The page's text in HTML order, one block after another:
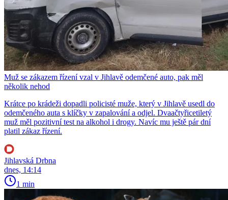
Muž se zákazem řízení vzal v Jihlavě odemčené auto, pak měl
několik nehod
Krátce po krádeži dopadli policisté muže, který v Jihlavě usedl do
odemčeného auta s klíčky v zapalování a odjel. Dvaačtyřicetiletý
muž měl pozitivní test na alkohol i drogy. Navíc mu ještě pár dní
platil zákaz řízení.
Jihlavská Drbna
dnes, 14:14
1 min